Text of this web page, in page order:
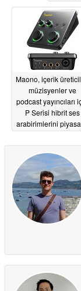
Maono, içerik
müzisyenler ve
podcast yayıncıları
P Serisi hibrit ses
arabirimlerini